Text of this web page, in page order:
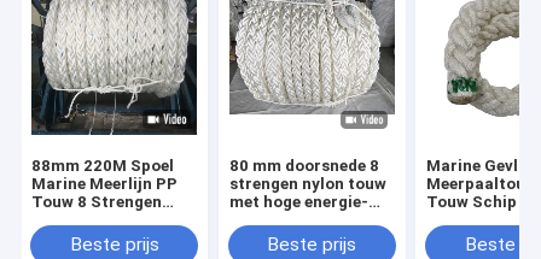
88mm 220M Spoel
Marine Meerlijn PP
Touw 8 Strengen
Drijvend Touw
Beste prijs
80 mm doorsnede 8
strengen nylon touw
met hoge energie-
waterdicht voor
Beste prijs
Marine
Meerpaaltouw
Touw Schip
220mBeste